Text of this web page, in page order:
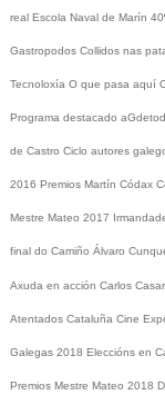
real Escola Naval de Marín
Gastropodos Collidos nas
Tecnoloxía O que pasa aquí
Programa destacado
de Castro Ciclo autores
2016 Premios Martín Códax
Mestre Mateo 2017
final do Camiño Álvaro
Axuda en acción Carlos
Atentados Cataluña Cine
Galegas 2018 Eleccións en
Premios Mestre Mateo 2018